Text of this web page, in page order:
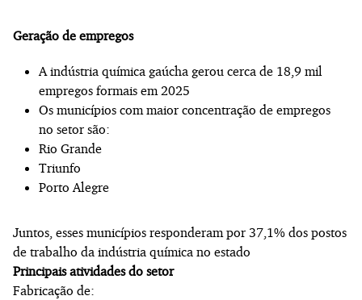
Geração de empregos
A indústria química gaúcha gerou cerca de 18,9 mil
empregos formais em 2025
Os municípios com maior concentração de empregos
no setor são:
Rio Grande
Triunfo
Porto Alegre
Juntos, esses municípios responderam por 37,1% dos postos
de trabalho da indústria química no estado
Principais atividades do setor
Fabricação de: